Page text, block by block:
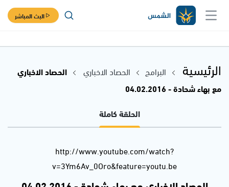
البث المباشر
الرئيسية البرامج الحصاد الاخباري
الحصاد الاخباري
مع بهاء شحادة - 04.02.2016
الحلقة كاملة
http://www.youtube.com/watch?
v=3Ym6Av_0Oro&feature=youtu.be